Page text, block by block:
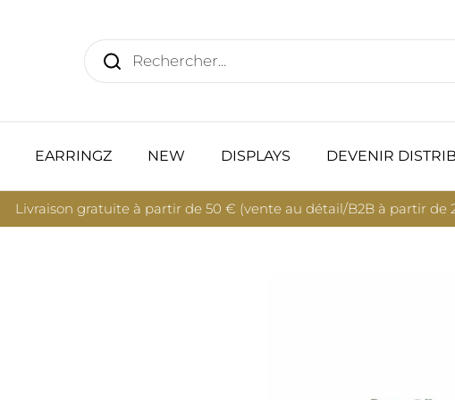
EARRINGZ NEW DISPLAYS DEVENIR
Livraison gratuite à partir de 50 € (vente au détail/B2B à partir de